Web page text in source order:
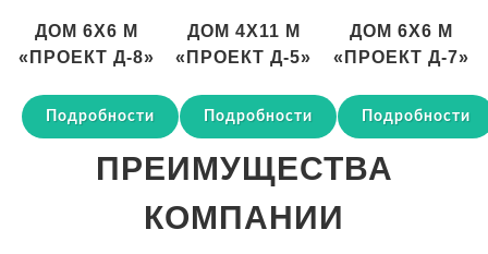
ДОМ 6Х6 М
«ПРОЕКТ Д-8»
Подробности
ДОМ 4Х11 М
«ПРОЕКТ Д-5»
Подробности
ДОМ 6Х6 М
«ПРОЕКТ Д-7»
Подробности
ПРЕИМУЩЕСТВА
КОМПАНИИ